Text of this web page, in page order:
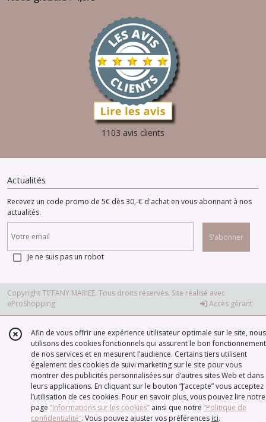
1103 avis clients
Actualités
Recevez un code promo de 5€ dès 30,-€ d'achat en vous abonnant à nos
actualités.
S'abonner
Je ne suis pas un robot
Copyright TIFFANY MARIEE. Tous droits réservés. Site réalisé avec
eProShopping
Accès gérant
Afin de vous offrir une expérience utilisateur optimale sur le site, nous
utilisons des cookies fonctionnels qui assurent le bon fonctionnement
de nos services et en mesurent l’audience. Certains tiers utilisent
également des cookies de suivi marketing sur le site pour vous
montrer des publicités personnalisées sur d’autres sites Web et dans
leurs applications. En cliquant sur le bouton “J’accepte” vous acceptez
l’utilisation de ces cookies. Pour en savoir plus, vous pouvez lire notre
page “Informations sur les cookies” ainsi que notre “Politique de
confidentialité“. Vous pouvez ajuster vos préférences ici.